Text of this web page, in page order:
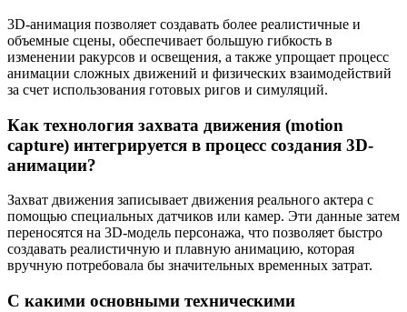
3D-анимация позволяет создавать более реалистичные и
объемные сцены, обеспечивает большую гибкость в
изменении ракурсов и освещения, а также упрощает процесс
анимации сложных движений и физических взаимодействий
за счет использования готовых ригов и симуляций.
Как технология захвата движения (motion
capture) интегрируется в процесс создания 3D-
анимации?
Захват движения записывает движения реального актера с
помощью специальных датчиков или камер. Эти данные затем
переносятся на 3D-модель персонажа, что позволяет быстро
создавать реалистичную и плавную анимацию, которая
вручную потребовала бы значительных временных затрат.
С какими основными техническими